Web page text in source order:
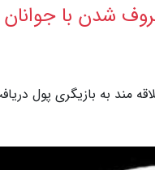
شدن با
مند به بازیگری پول